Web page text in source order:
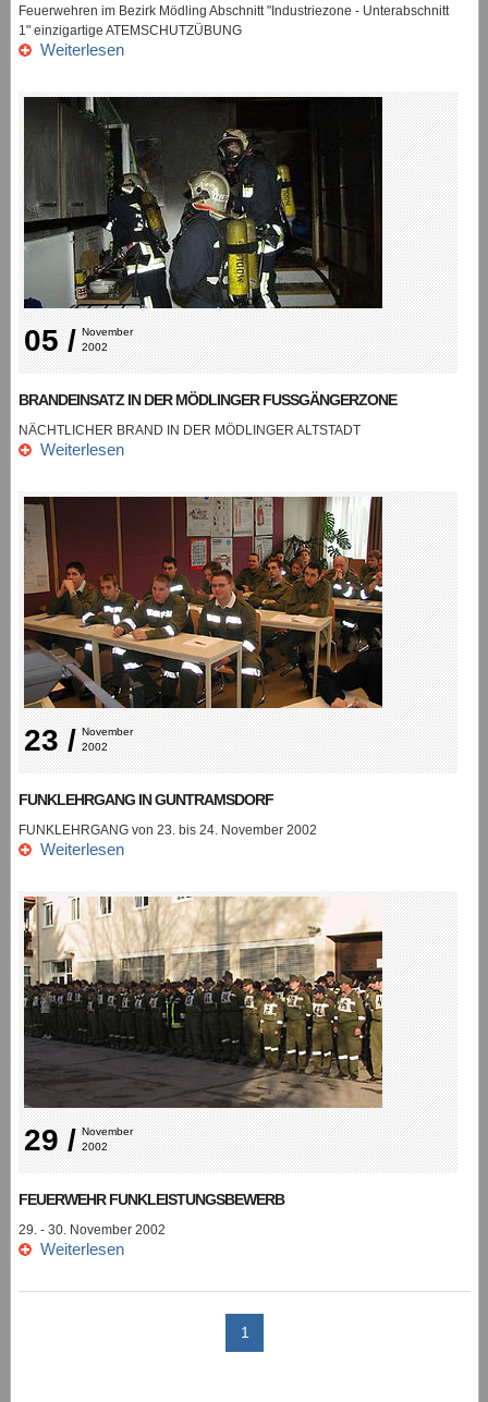
Feuerwehren im Bezirk Mödling Abschnitt "Industriezone - Unterabschnitt
1" einzigartige ATEMSCHUTZÜBUNG
Weiterlesen
05 / November
2002
BRANDEINSATZ IN DER MÖDLINGER FUSSGÄNGERZONE
NÄCHTLICHER BRAND IN DER MÖDLINGER ALTSTADT
Weiterlesen
23 / November
2002
FUNKLEHRGANG IN GUNTRAMSDORF
FUNKLEHRGANG von 23. bis 24. November 2002
Weiterlesen
29 / November
2002
FEUERWEHR FUNKLEISTUNGSBEWERB
29. - 30. November 2002
Weiterlesen
1